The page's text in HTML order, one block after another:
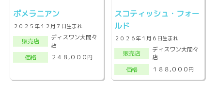
ポメラニアン
２０２５年１２月７日生まれ
販売店
ディスワン大間々
店
価格
２４８,０００円
スコティッシュ・フォー
ルド
２０２６年１月６日生まれ
販売店
ディスワン大間々
店
価格
１８８,０００円